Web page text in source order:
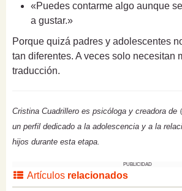
«Puedes contarme algo aunque
a gustar.»
Porque quizá padres y adolescentes
tan diferentes. A veces solo necesitan
traducción.
Cristina Cuadrillero es psicóloga y creadora de
un perfil dedicado a la adolescencia y a la
hijos durante esta etapa.
PUBLICIDAD
Artículos relacionados